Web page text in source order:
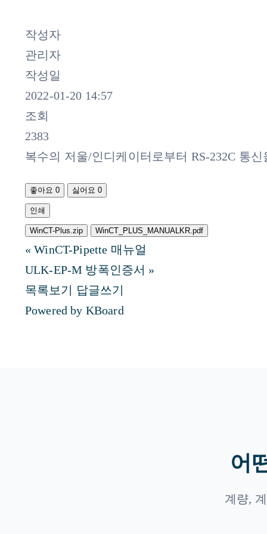
작성자
관리자
작성일
2022-01-20 14:57
조회
2383
복수의 저울/인디케이터로부터 RS-232C 통
좋아요 0 싫어요0
인쇄
WinCT-Plus.zip WinCT_PLUS_MANUALKR.pdf
« WinCT-Pipette 매뉴얼
ULK-EP-M 방폭인증서 »
목록보기
답글쓰기
Powered by KBoard
어
계량,